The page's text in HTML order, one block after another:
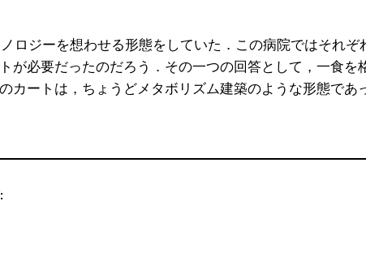
ジーを想わせる形態をしていた．この病院ではそれ
必要だったのだろう．その一つの回答として，一食を
ートは，ちょうどメタボリズム建築のような形態であ